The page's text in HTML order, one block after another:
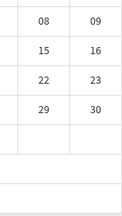
08
09
15
16
22
23
29
30